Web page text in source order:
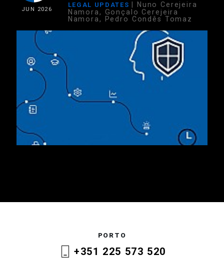
JUN 2026
LEGAL UPDATES
| Nuno Cerejeira
Namora, Gonçalo Cerejeira
Namora, Pedro Condês Tomaz
PORTO
+351 225 573 520